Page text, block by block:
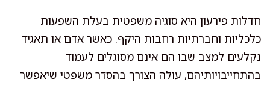
חדלות פירעון היא סוגיה משפטית בעלת השפעות
כלכליות וחברתיות רחבות היקף. כאשר אדם או תאגיד
נקלעים למצב שבו הם אינם מסוגלים לעמוד
בהתחייבויותיהם, עולה הצורך בהסדר משפטי שיאפשר